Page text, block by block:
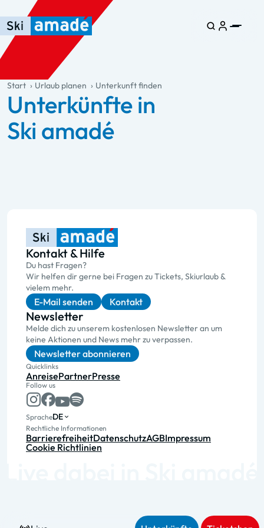
Zum Haupt-Inhalt springen
Springe zur Tabelle
Zur Haupt-Navigation springen
general.table-of-content
Start Urlaub planen Unterkunft finden
Unterkünfte in
Ski amadé
Kontakt & Hilfe
Du hast Fragen?
Wir helfen dir gerne bei Fragen zu Tickets, Skiurlaub &
vielem mehr.
E-Mail senden Kontakt
Newsletter
Melde dich zu unserem kostenlosen Newsletter an um
keine Aktionen und News mehr zu verpassen.
Newsletter abonnieren
Quicklinks
AnreisePartnerPresse
Follow us
SpracheDE
Rechtliche Informationen
BarrierefreiheitDatenschutzAGBImpressum
Cookie Richtlinien